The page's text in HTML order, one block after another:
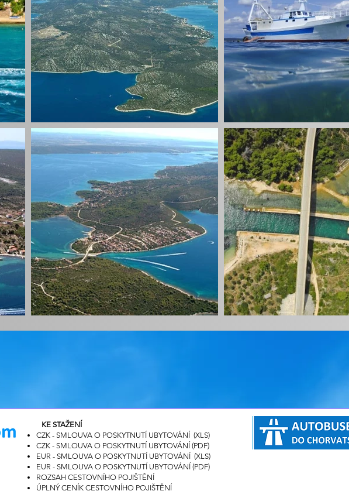
KE STAŽENÍ
CZK - SMLOUVA O POSKYTNUTÍ UBYTOVÁNÍ (XLS)
CZK - SMLOUVA O POSKYTNUTÍ UBYTOVÁNÍ (PDF)
EUR - SMLOUVA O POSKYTNUTÍ UBYTOVÁNÍ (XLS)
EUR - SMLOUVA O POSKYTNUTÍ UBYTOVÁNÍ (PDF)
ROZSAH CESTOVNÍHO POJIŠTĚNÍ
ÚPLNÝ CENÍK CESTOVNÍHO POJIŠTĚNÍ